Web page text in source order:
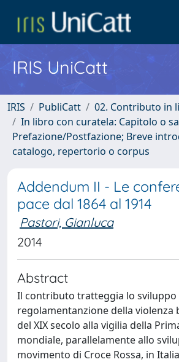
IRIS UniCatt
IRIS PubliCatt
02. Contributo in
In libro con curatela: Capitolo o
Prefazione/Postfazione; Breve
catalogo, repertorio o corpus
Addendum II - Le
pace dal 1864 al 1914
Pastori, Gianluca
2014
Abstract
Il contributo tratteggia lo sviluppo
regolamentanzione della violenza
del XIX secolo alla vigilia della
mondiale, parallelamente allo
movimento di Croce Rossa, in